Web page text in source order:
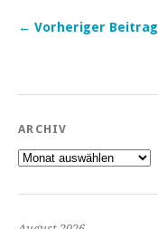
← Vorheriger Beitrag
ARCHIV
Archiv